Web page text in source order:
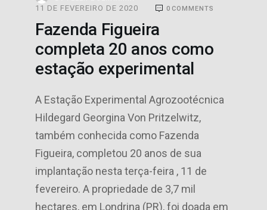
11 DE FEVEREIRO DE 2020 0 COMMENTS
Fazenda Figueira
completa 20 anos como
estação experimental
A Estação Experimental Agrozootécnica
Hildegard Georgina Von Pritzelwitz,
também conhecida como Fazenda
Figueira, completou 20 anos de sua
implantação nesta terça-feira , 11 de
fevereiro. A propriedade de 3,7 mil
hectares, em Londrina (PR), foi doada em